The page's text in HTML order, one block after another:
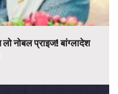
नोबल प्राइज! बांग्लादेश